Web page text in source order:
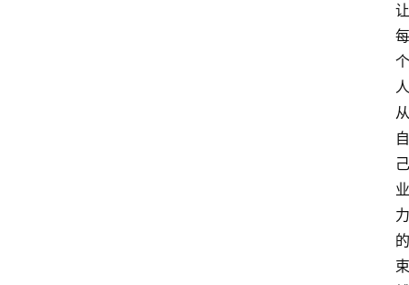
让
每
个
人
从
自
己
业
力
的
束